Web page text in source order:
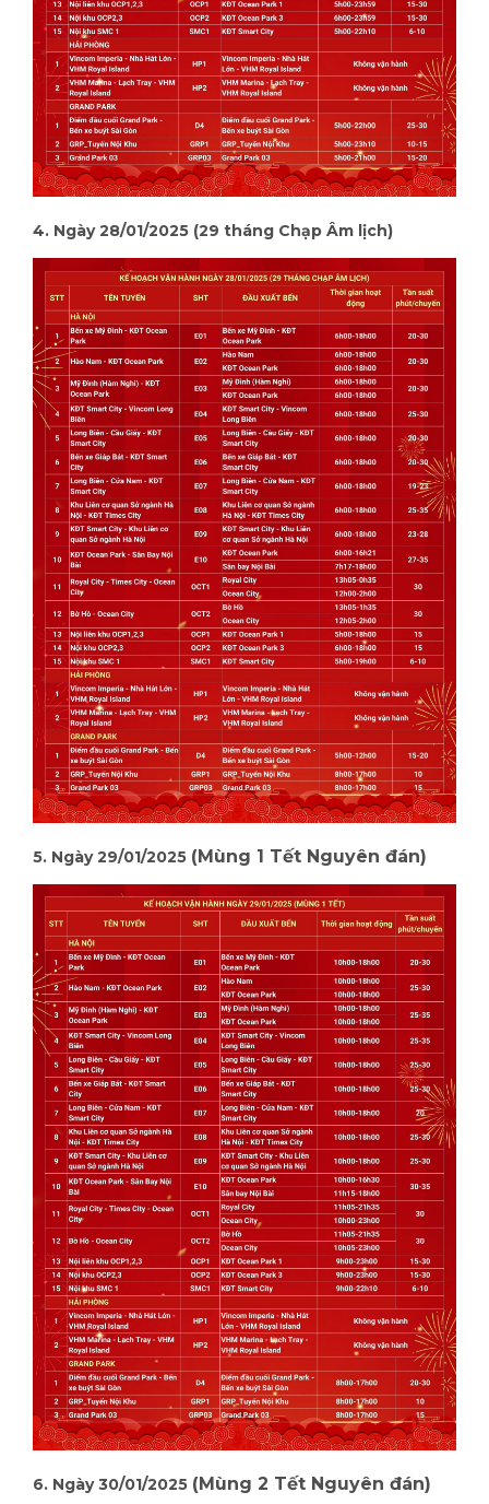
4. Ngày 28/01/2025 (29 tháng Chạp Âm lịch)
5. Ngày 29/01/2025 (Mùng 1 Tết Nguyên đán)
6. Ngày 30/01/2025 (Mùng 2 Tết Nguyên đán)